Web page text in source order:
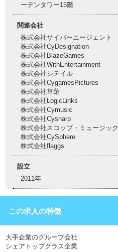
ーデンタワー15階
関連会社
株式会社サイバーエージェント
株式会社CyDesignation
株式会社BlazeGames
株式会社WithEntertainment
株式会社シテイル
株式会社CygamesPictures
株式会社草薙
株式会社LogicLinks
株式会社Cymusic
株式会社Cysharp
株式会社スコップ・ミュージック
株式会社CySphere
株式会社flaggs
設立
2011年
この求人の特徴
大手企業のグループ会社
シェアトップクラス企業